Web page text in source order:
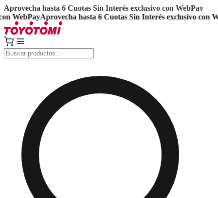
Aprovecha hasta 6 Cuotas Sin Interés exclusivo con WebPay
Aprovecha hasta 6 Cuotas Sin Interés exclusivo con